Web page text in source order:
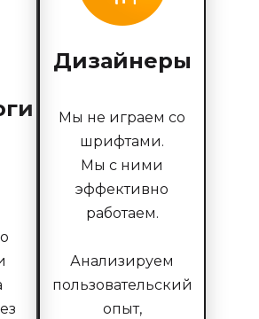
Дизайнеры
Мы не играем со
шрифтами.
Мы с ними
эффективно
работаем.
Анализируем
пользовательский
опыт,